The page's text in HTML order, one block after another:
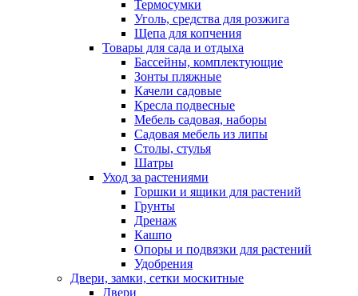
Термосумки
Уголь, средства для розжига
Щепа для копчения
Товары для сада и отдыха
Бассейны, комплектующие
Зонты пляжные
Качели садовые
Кресла подвесные
Мебель садовая, наборы
Садовая мебель из липы
Столы, стулья
Шатры
Уход за растениями
Горшки и ящики для растений
Грунты
Дренаж
Кашпо
Опоры и подвязки для растений
Удобрения
Двери, замки, сетки москитные
Двери